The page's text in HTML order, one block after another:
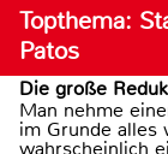
Topthema:
Patos
Die große
Man nehme
im Grunde
wahrscheinlich